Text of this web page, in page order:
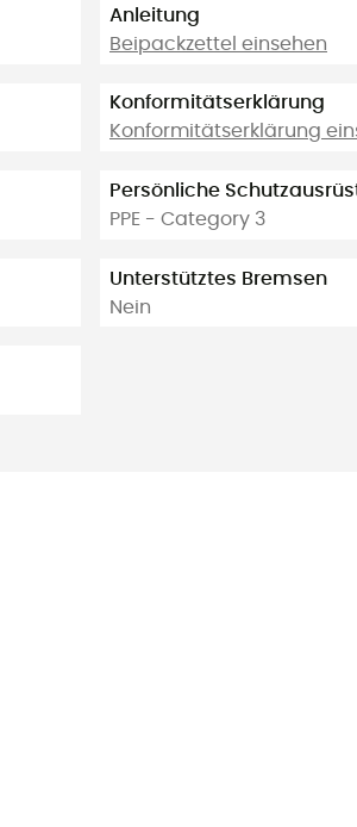
Anleitung
Beipackzettel einsehen
Konformitätserklärung
Konformitätserklärung
Persönliche
PPE - Category 3
Unterstütztes Bremsen
Nein